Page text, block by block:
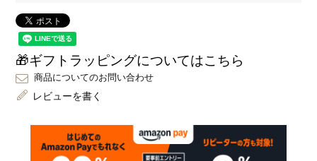
🎁ギフトラッピングについてはこちら
商品についてのお問い合わせ
レビューを書く